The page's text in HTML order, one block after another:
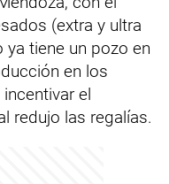
(extra y ultra
tiene un pozo en
en los
el
redujo las regalías.